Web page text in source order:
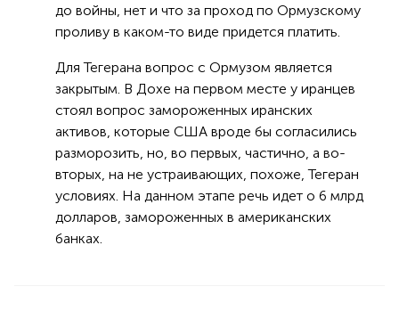
до войны, нет и что за проход по Ормузскому
проливу в каком-то виде придется платить.
Для Тегерана вопрос с Ормузом является
закрытым. В Дохе на первом месте у иранцев
стоял вопрос замороженных иранских
активов, которые США вроде бы согласились
разморозить, но, во первых, частично, а во-
вторых, на не устраивающих, похоже, Тегеран
условиях. На данном этапе речь идет о 6 млрд
долларов, замороженных в американских
банках.